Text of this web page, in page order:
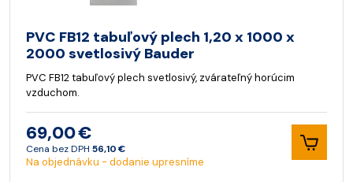
PVC FB12 tabuľový plech 1,20 x 1000 x
2000 svetlosivý Bauder
PVC FB12 tabuľový plech svetlosivý, zvárateľný horúcim
vzduchom.
69,00 €
Cena bez DPH 56,10 €
Na objednávku - dodanie upresníme